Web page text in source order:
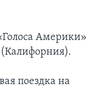
Америки»
(Калифорния).
поездка на